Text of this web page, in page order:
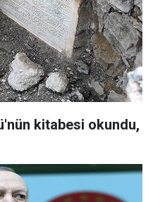
kitabesi okundu,